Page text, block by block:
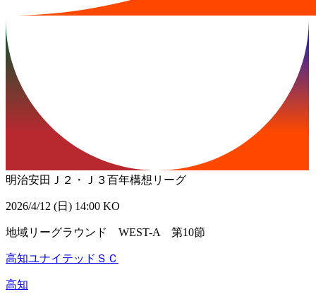
明治安田Ｊ２・Ｊ３百年構想リーグ
2026/4/12 (日) 14:00 KO
地域リーグラウンド WEST-A 第10節
高知ユナイテッドＳＣ
高知